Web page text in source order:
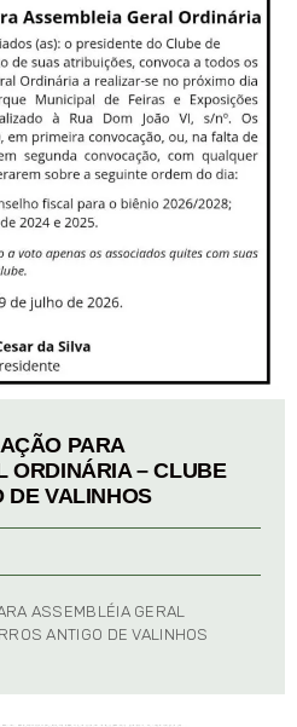
PARA
ORDINÁRIA – CLUBE
DE VALINHOS
ASSEMBLÉIA GERAL
ANTIGO DE VALINHOS